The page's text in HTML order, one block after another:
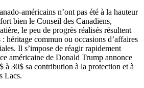
américains n’ont pas été à la hauteur
bien le Conseil des Canadiens,
le peu de progrès réalisés résultent
héritage commun ou occasions d’affaires
Il s’impose de réagir rapidement
américaine de Donald Trump annonce
à 30$ sa contribution à la protection et à
Lacs.